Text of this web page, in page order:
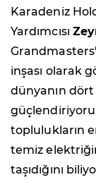
Karadeniz
Yardımcısı
inşası olarak
dünyanın
toplulukların
temiz
taşıdığını